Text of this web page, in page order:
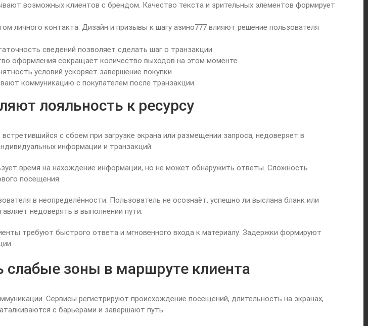
возможных клиентов с брендом. Качество текста и зрительных элементов формирует
личного контакта. Дизайн и призывы к шагу азино777 влияют решение пользователя
сведений позволяет сделать шаг о транзакции.
оформления сокращает количество выходов на этом моменте.
условий ускоряет завершение покупки.
коммуникацию с покупателем после транзакции.
лояльность к ресурсу
с сбоем при загрузке экрана или размещении запроса, недоверяет в
информации и транзакций.
время на нахождение информации, но не может обнаружить ответы. Сложность
посещения.
в неопределённости. Пользователь не осознаёт, успешно ли выслана бланк или
недоверять в выполнении пути.
требуют быстрого ответа и мгновенного входа к материалу. Задержки формируют
слабые зоны в маршруте клиента
Сервисы регистрируют происхождение посещений, длительность на экранах,
с барьерами и завершают путь.